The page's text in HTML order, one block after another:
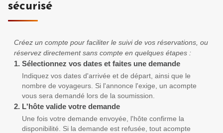
sécurisé
Créez un compte pour faciliter le suivi de vos réservations, ou
réservez directement sans compte en quelques étapes :
1. Sélectionnez vos dates et faites une demande
Indiquez vos dates d'arrivée et de départ, ainsi que le
nombre de voyageurs. Si l'annonce l'exige, un acompte
vous sera demandé lors de la soumission.
2. L'hôte valide votre demande
Une fois votre demande envoyée, l'hôte confirme la
disponibilité. Si la demande est refusée, tout acompte